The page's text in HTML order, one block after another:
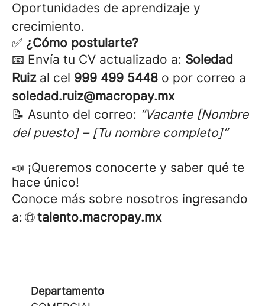
Oportunidades de aprendizaje y
crecimiento.
✅ ¿Cómo postularte?
📧 Envía tu CV actualizado a: Soledad
Ruizal cel 999 499 5448 o por correo a
soledad.ruiz@macropay.mx
📝 Asunto del correo: “Vacante [Nombre
del puesto] – [Tu nombre completo]”
📣 ¡Queremos conocerte y saber qué te
hace único!
Conoce más sobre nosotros ingresando
a: 🌐talento.macropay.mx
Departamento